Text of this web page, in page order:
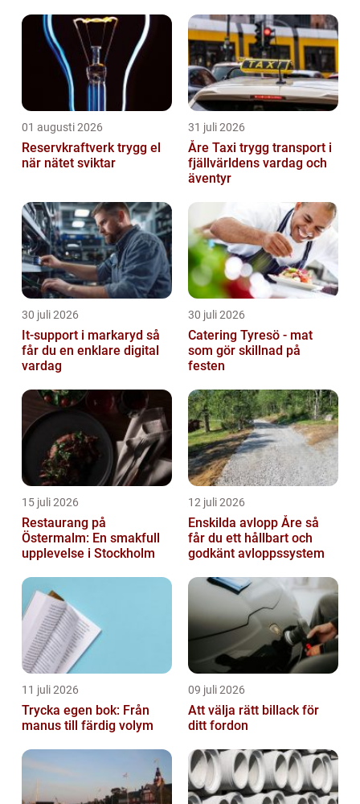
01 augusti 2026
Reservkraftverk trygg el
när nätet sviktar
31 juli 2026
Åre Taxi trygg transport i
fjällvärldens vardag och
äventyr
30 juli 2026
It-support i markaryd så
får du en enklare digital
vardag
30 juli 2026
Catering Tyresö - mat
som gör skillnad på
festen
15 juli 2026
Restaurang på
Östermalm: En smakfull
upplevelse i Stockholm
12 juli 2026
Enskilda avlopp Åre så
får du ett hållbart och
godkänt avloppssystem
11 juli 2026
Trycka egen bok: Från
manus till färdig volym
09 juli 2026
Att välja rätt billack för
ditt fordon